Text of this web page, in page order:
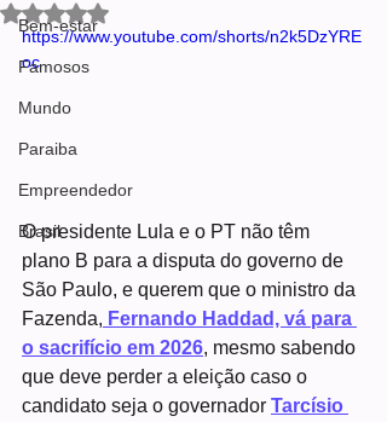
Bem-estar
Famosos
Mundo
Paraiba
Empreendedor
Brasil
Avaliado com NaN de 5 estrelas.
https://www.youtube.com/shorts/n2k5DzYRE
oc
O presidente Lula e o PT não têm
plano B para a disputa do governo de
São Paulo, e querem que o ministro da
Fazenda, Fernando Haddad, vá para
o sacrifício em 2026, mesmo sabendo
que deve perder a eleição caso o
candidato seja o governador Tarcísio